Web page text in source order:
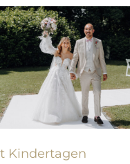
Kindertagen